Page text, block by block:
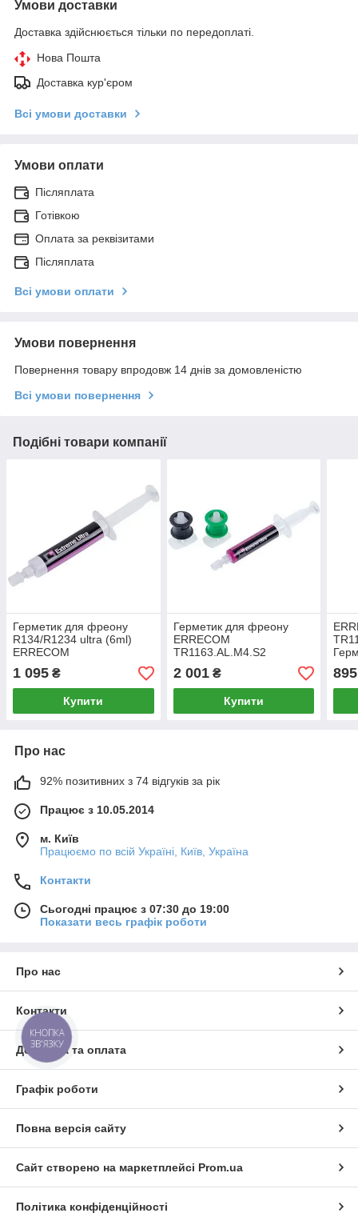
Умови доставки
Доставка здійснюється тільки по передоплаті.
Нова Пошта
Доставка кур'єром
Всі умови доставки
Умови оплати
Післяплата
Готівкою
Оплата за реквізитами
Післяплата
Всі умови оплати
Умови повернення
Повернення товару впродовж 14 днів за домовленістю
Всі умови повернення
Подібні товари компанії
Герметик для фреону
R134/R1234 ultra (6ml)
ERRECOM
TR1163.AL.01.S2 Extreme
1 095 ₴
Купити
Герметик для фреону
ERRECOM
TR1163.AL.M4.S2
R134а/R1234yf (6ml, з 2-
ма адаптерами)
2 001₴
Купити
895
Про нас
92% позитивних з 74 відгуків за рік
Працює з 10.05.2014
м. Київ
Працюємо по всій Україні, Київ, Україна
Контакти
Сьогодні працює з 07:30 до 19:00
Показати весь графік роботи
Про нас
Контакти
Доставка та оплата
Графік роботи
Повна версія сайту
Сайт створено на маркетплейсі Prom.ua
Політика конфіденційності
КНОПКА
ЗВ'ЯЗКУ